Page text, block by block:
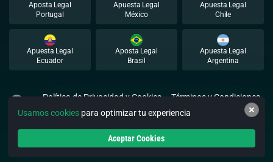
Aposta Legal
Portugal
Apuesta Legal
México
Apuesta Legal
Chile
Apuesta Legal
Ecuador
Aposta Legal
Brasil
Apuesta Legal
Argentina
Política de Privacidad y Cookies
Términos y Condiciones
© 2026 Apuestalegal. Todos los derechos reservados.
Usamos cookies para optimizar tu experiencia
Aceptar Cookies